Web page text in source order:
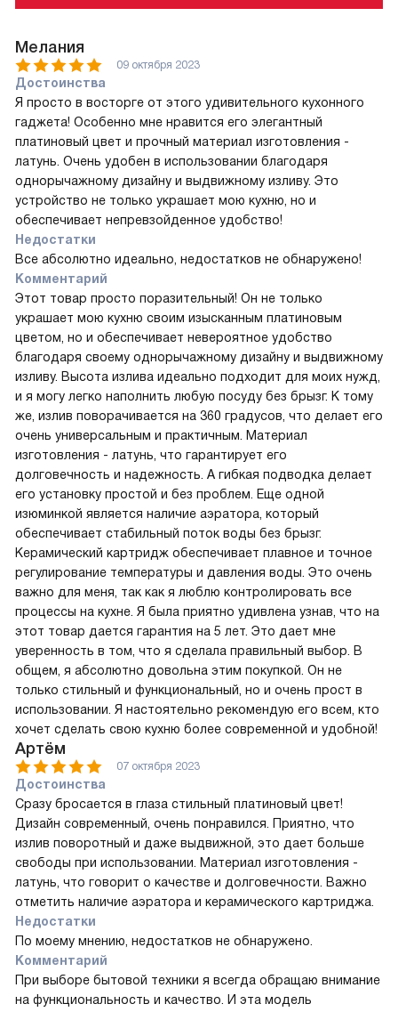
Мелания
09 октября 2023
Достоинства
Я просто в восторге от этого удивительного кухонного
гаджета! Особенно мне нравится его элегантный
платиновый цвет и прочный материал изготовления -
латунь. Очень удобен в использовании благодаря
однорычажному дизайну и выдвижному изливу. Это
устройство не только украшает мою кухню, но и
обеспечивает непревзойденное удобство!
Недостатки
Все абсолютно идеально, недостатков не обнаружено!
Комментарий
Этот товар просто поразительный! Он не только
украшает мою кухню своим изысканным платиновым
цветом, но и обеспечивает невероятное удобство
благодаря своему однорычажному дизайну и выдвижному
изливу. Высота излива идеально подходит для моих нужд,
и я могу легко наполнить любую посуду без брызг. К тому
же, излив поворачивается на 360 градусов, что делает его
очень универсальным и практичным. Материал
изготовления - латунь, что гарантирует его
долговечность и надежность. А гибкая подводка делает
его установку простой и без проблем. Еще одной
изюминкой является наличие аэратора, который
обеспечивает стабильный поток воды без брызг.
Керамический картридж обеспечивает плавное и точное
регулирование температуры и давления воды. Это очень
важно для меня, так как я люблю контролировать все
процессы на кухне. Я была приятно удивлена узнав, что на
этот товар дается гарантия на 5 лет. Это дает мне
уверенность в том, что я сделала правильный выбор. В
общем, я абсолютно довольна этим покупкой. Он не
только стильный и функциональный, но и очень прост в
использовании. Я настоятельно рекомендую его всем, кто
хочет сделать свою кухню более современной и удобной!
Артём
07 октября 2023
Достоинства
Сразу бросается в глаза стильный платиновый цвет!
Дизайн современный, очень понравился. Приятно, что
излив поворотный и даже выдвижной, это дает больше
свободы при использовании. Материал изготовления -
латунь, что говорит о качестве и долговечности. Важно
отметить наличие аэратора и керамического картриджа.
Недостатки
По моему мнению, недостатков не обнаружено.
Комментарий
При выборе бытовой техники я всегда обращаю внимание
на функциональность и качество. И эта модель